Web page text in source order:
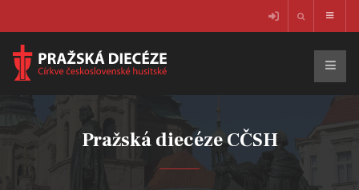
Pražská diecéze CČSH